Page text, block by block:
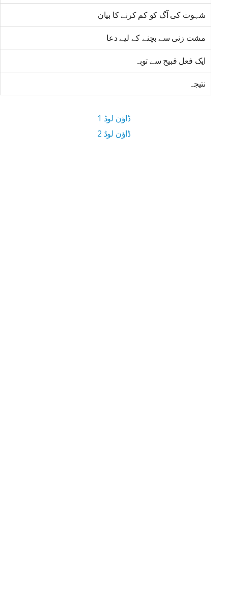
شہوت کی آگ کو کم کرنے کا بیان
مشت زنی سے بچنے کے لیے دعا
ایک فعل قبیح سے توبہ
نتیجہ
ڈاؤن لوڈ 1
ڈاؤن لوڈ 2